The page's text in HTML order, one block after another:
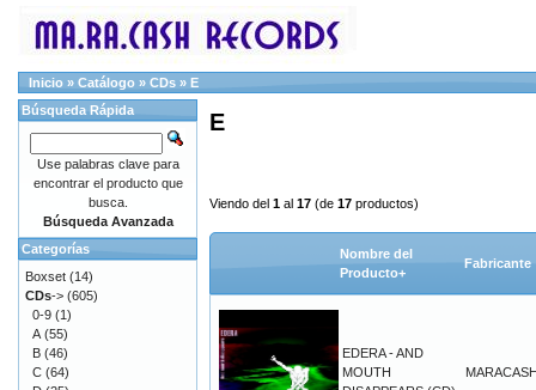
Inicio » Catálogo » CDs » E
E
Viendo del 1 al 17 (de 17 productos)
Nombre del
Producto+
Fabricante
EDERA - AND
MOUTH
Búsqueda Rápida
Use palabras clave para
encontrar el producto que
busca.
Búsqueda Avanzada
Categorías
Boxset (14)
CDs-> (605)
0-9 (1)
A (55)
B (46)
C (64)